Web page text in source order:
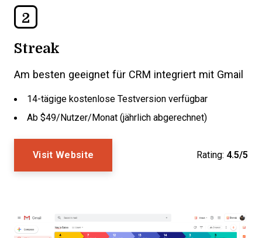
2
Streak
Am besten geeignet für CRM integriert mit Gmail
14-tägige kostenlose Testversion verfügbar
Ab $49/Nutzer/Monat (jährlich abgerechnet)
Visit Website Rating: 4.5/5